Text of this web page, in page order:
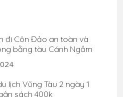
đi Côn Đảo an toàn và
bằng tàu Cánh Ngầm
lịch Vũng Tàu 2 ngày 1
sách 400k